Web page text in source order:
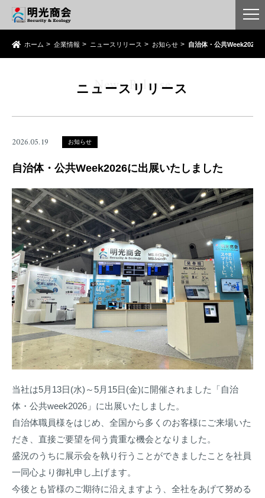
ホーム 企業情報 ニュースリリース お知らせ 自治体・公共Week2026
ニュースリリース
News Release
自治体・公共Week2026に出展いたしました
当社は5月13日(水)～5月15日(金)に開催されました「自治
体・公共week2026」に出展いたしました。
自治体職員様をはじめ、全国から多くのお客様にご来場いた
だき、直接ご要望を伺う貴重な機会となりました。
盛況のうちに展示会を執り行うことができましたことを社員
一同心より御礼申し上げます。
今後とも皆様のご期待に沿えますよう、全社をあげて努める
2026.05.19 お知らせ